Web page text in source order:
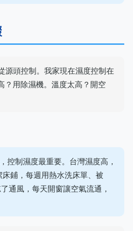
源頭控制。我家現在濕度控制在
？用除濕機。溫度太高？開空
控制濕度最重要。台灣濕度高，
鋪，每週用熱水洗床單、被
通風，每天開窗讓空氣流通，